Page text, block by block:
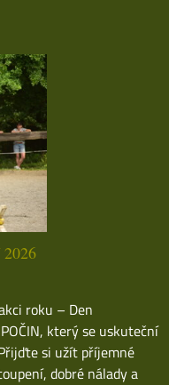
roku – Den
který se uskuteční
si užít příjemné
dobré nálady a